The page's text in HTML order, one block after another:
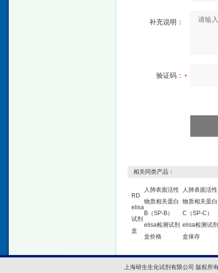
补充说明：
验证码：
相关同类产品：
RD
elisa
试剂
盒
人肺表面活性
物质相关蛋白
B（SP-B）
elisa检测试剂
盒价格
人肺表面活性
物质相关蛋白
C（SP-C）
elisa检测试剂
盒保存
上海研生生化试剂有限公司 版权所